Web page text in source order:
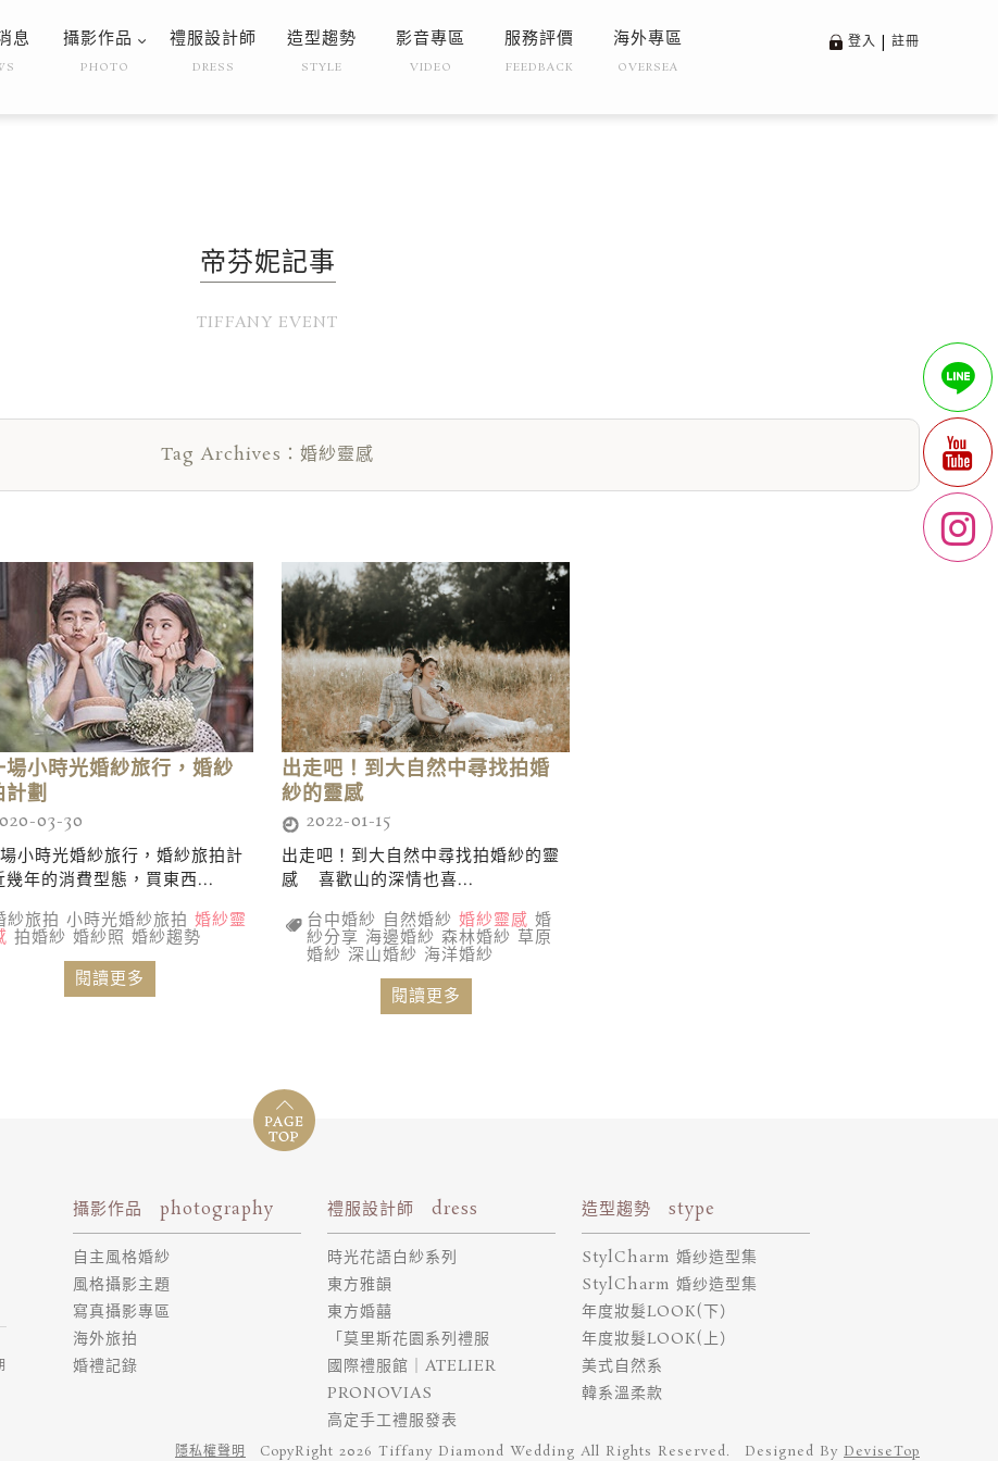
息 攝影作品
PHOTO
禮服設計師
DRESS
造型趨勢
STYLE
影音專區
VIDEO
服務評價
FEEDBACK
海外專區
OVERSEA
登入 註冊
帝芬妮記事
TIFFANY EVENT
Tag Archives：婚紗靈感
場小時光婚紗旅行，婚紗
計劃
03-30
小時光婚紗旅行，婚紗旅拍計
幾年的消費型態，買東西...
紗旅拍 小時光婚紗旅拍 婚紗靈
拍婚紗 婚紗照 婚紗趨勢
閱讀更多
出走吧！到大自然中尋找拍婚
紗的靈感
2022-01-15
出走吧！到大自然中尋找拍婚紗的靈
感 喜歡山的深情也喜...
台中婚紗 自然婚紗 婚紗靈感 婚
紗分享 海邊婚紗 森林婚紗 草原
婚紗 深山婚紗 海洋婚紗
閱讀更多
攝影作品 photography
自主風格婚紗
風格攝影主題
寫真攝影專區
海外旅拍
婚禮記錄
禮服設計師 dress
時光花語白紗系列
東方雅韻
東方婚囍
「莫里斯花園系列禮服
國際禮服館｜ATELIER
PRONOVIAS
高定手工禮服發表
造型趨勢 stype
StylCharm 婚纱造型集
StylCharm 婚纱造型集
年度妝髮LOOK(下）
年度妝髮LOOK(上）
美式自然系
韓系溫柔款
隱私權聲明 CopyRight 2026 Tiffany Diamond Wedding All Rights Reserved. Designed By DeviseTop